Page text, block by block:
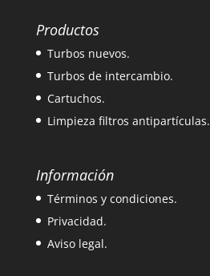
Productos
Turbos nuevos.
Turbos de intercambio.
Cartuchos.
Limpieza filtros antipartículas.
Información
Términos y condiciones.
Privacidad.
Aviso legal.